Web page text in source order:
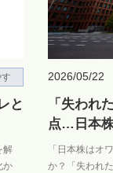
と
解
か
2026/05/22
「失われ
点…日本
「日本株はオ
か？「失われ